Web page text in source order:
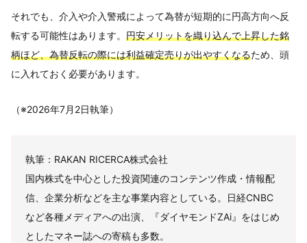
それでも、介入や介入警戒によって為替が短期的に円高方向へ反
転する可能性はあります。 円安メリットを織り込んで上昇した銘
柄ほど、為替反転の際には利益確定売りが出やすくなるため、頭
に入れておく必要があります。
（※2026年7月2日執筆）
執筆：RAKAN RICERCA株式会社
国内株式を中心とした投資関連のコンテンツ作成・情報配
信、企業分析などを主な事業内容としている。日経CNBC
など各種メディアへの出演、『ダイヤモンドZAi』をはじめ
としたマネー誌への寄稿も多数。